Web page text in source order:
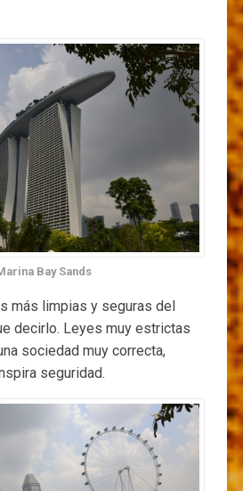
Bay Sands
más limpias y seguras del
decirlo. Leyes muy estrictas
sociedad muy correcta,
seguridad.